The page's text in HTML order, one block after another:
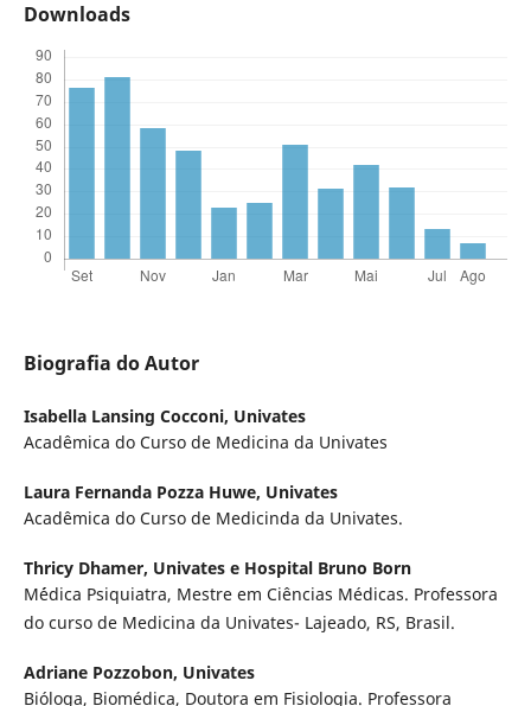
Downloads
Biografia do Autor
Isabella Lansing Cocconi, Univates
Acadêmica do Curso de Medicina da Univates
Laura Fernanda Pozza Huwe, Univates
Acadêmica do Curso de Medicinda da Univates.
Thricy Dhamer, Univates e Hospital Bruno Born
M´édica Psiquiatra, Mestre em Ciências Médicas. Professora
do curso de Medicina da Univates- Lajeado, RS, Brasil.
Adriane Pozzobon, Univates
Bióloga, Biomédica, Doutora em Fisiologia. Professora